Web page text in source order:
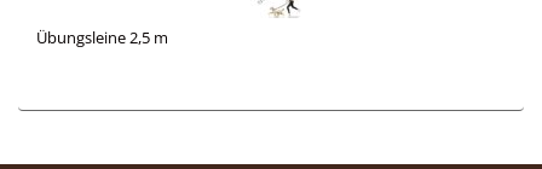
Übungsleine 2,5 m